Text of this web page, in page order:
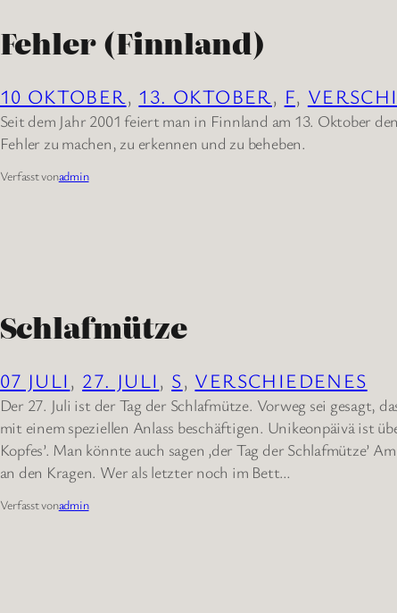
Fehler (Finnland)
10 OKTOBER , 13. OKTOBER , F,
Seit dem Jahr 2001 feiert man in Finnland am 13. Oktober
Fehler zu machen, zu erkennen und zu beheben.
Verfasst vonadmin
Schlafmütze
07 JULI , 27. JULI , S, VERSCHIEDENES
Der 27. Juli ist der Tag der Schlafmütze. Vorweg sei gesagt,
mit einem speziellen Anlass beschäftigen. Unikeonpäivä ist
Kopfes’. Man könnte auch sagen ‚der Tag der Schlafmütze’
an den Kragen. Wer als letzter noch im Bett…
Verfasst vonadmin